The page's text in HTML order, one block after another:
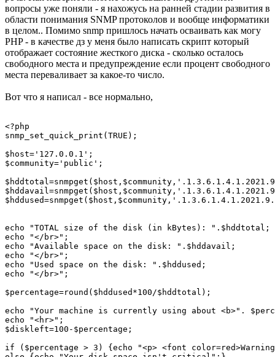
вопросы уже поняли - я нахожусь на ранней стадии развития в
области понимания SNMP протоколов и вообще информатики
в целом.. Помимо snmp пришлось начать осваивать как могу
PHP - в качестве дз у меня было написать скрипт который
отображает состояние жесткого диска - сколько осталось
свободного места и предупреждение если процент свободного
места переваливает за какое-то число.
Вот что я написал - все нормально,
<?php
snmp_set_quick_print(TRUE);
$host='127.0.0.1';
$community='public';
echo "TOTAL size of the disk (in kBytes): ".$hddtotal;
echo "</br>";
echo "Available space on the disk: ".$hddavail;
echo "</br>";
echo "Used space on the disk: ".$hddused;
echo "</br>";
$percentage=round($hddused*100/$hddtotal);
echo "Your machine is currently using about <b>".
echo "<hr>";
$diskleft=100-$percentage;
if ($percentage > 3) {echo "<p> <font